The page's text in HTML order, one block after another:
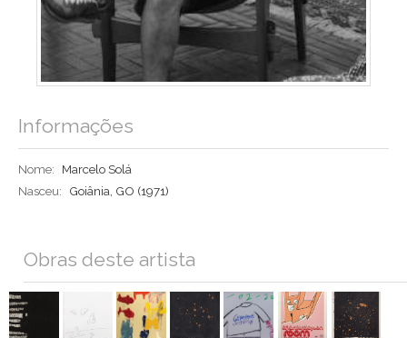
Informações
Nome:
Marcelo Solá
Nasceu:
Goiânia, GO (1971)
Obras deste artista